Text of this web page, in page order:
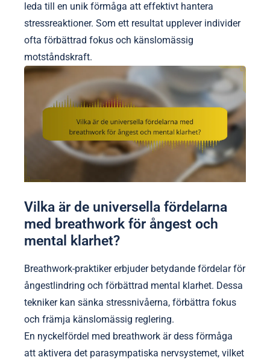
leda till en unik förmåga att effektivt hantera
stressreaktioner. Som ett resultat upplever individer
ofta förbättrad fokus och känslomässig
motståndskraft.
Vilka är de universella fördelarna
med breathwork för ångest och
mental klarhet?
Breathwork-praktiker erbjuder betydande fördelar för
ångestlindring och förbättrad mental klarhet. Dessa
tekniker kan sänka stressnivåerna, förbättra fokus
och främja känslomässig reglering.
En nyckelfördel med breathwork är dess förmåga
att aktivera det parasympatiska nervsystemet, vilket